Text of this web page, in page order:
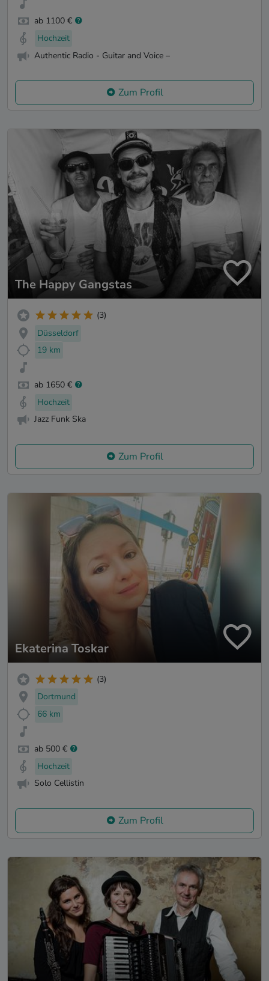
ab 1100 €
Hochzeit
Authentic Radio - Guitar and Voice –
Zum Profil
The Happy Gangstas
(3)
Düsseldorf
19 km
ab 1650 €
Hochzeit
Jazz Funk Ska
Zum Profil
Ekaterina Toskar
(3)
Dortmund
66 km
ab 500 €
Hochzeit
Solo Cellistin
Zum Profil